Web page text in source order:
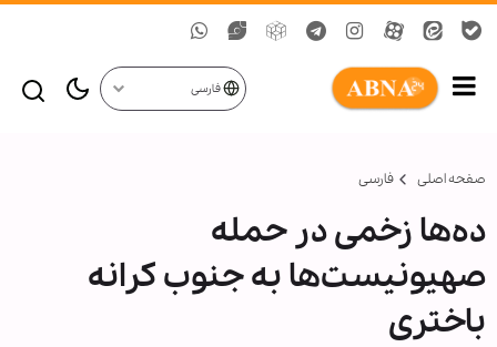
فارسی
صفحه اصلی فارسی
ده‌ها زخمی در حمله
صهیونیست‌ها به جنوب کرانه
باختری